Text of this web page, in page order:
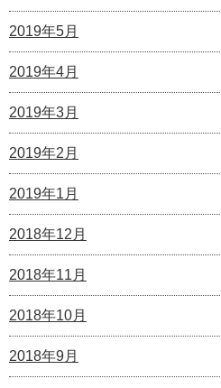
2019年5月
2019年4月
2019年3月
2019年2月
2019年1月
2018年12月
2018年11月
2018年10月
2018年9月